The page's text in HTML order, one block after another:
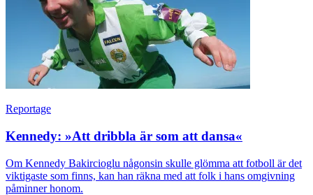
Reportage
Kennedy: »Att dribbla är som att dansa«
Om Kennedy Bakircioglu någonsin skulle glömma att fotboll är det
viktigaste som finns, kan han räkna med att folk i hans omgivning
påminner honom.